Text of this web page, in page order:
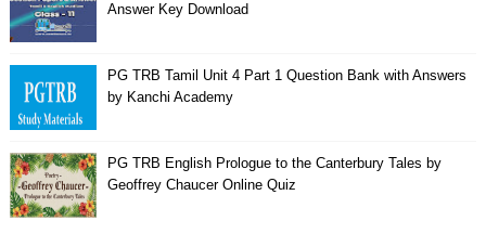
Answer Key Download
PG TRB Tamil Unit 4 Part 1 Question Bank with Answers
by Kanchi Academy
PG TRB English Prologue to the Canterbury Tales by
Geoffrey Chaucer Online Quiz